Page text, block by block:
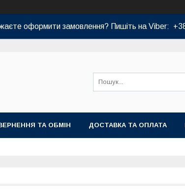
оформити замовлення? Пишіть на Viber:
ТА ОБМІН ДОСТАВКА ТА ОПЛАТА